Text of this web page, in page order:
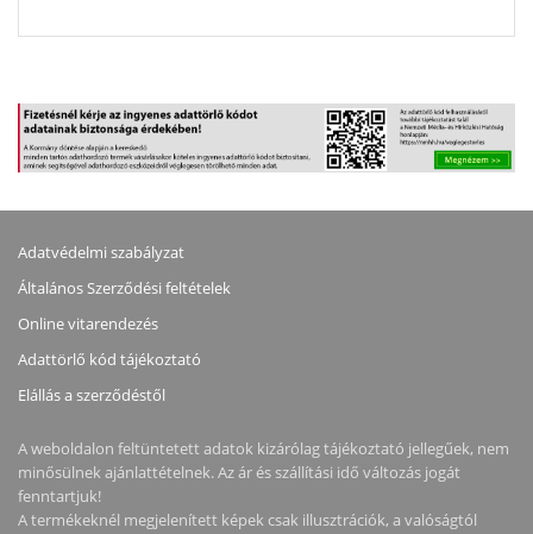
Adatvédelmi szabályzat
Általános Szerződési feltételek
Online vitarendezés
Adattörlő kód tájékoztató
Elállás a szerződéstől
A weboldalon feltüntetett adatok kizárólag tájékoztató jellegűek, nem
minősülnek ajánlattételnek. Az ár és szállítási idő változás jogát
fenntartjuk!
A termékeknél megjelenített képek csak illusztrációk, a valóságtól